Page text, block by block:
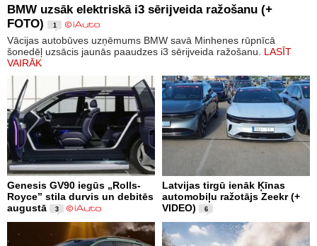
BMW uzsāk elektriskā i3 sērijveida ražošanu (+
FOTO)
1
Vācijas autobūves uzņēmums BMW savā Minhenes rūpnīcā
šonedēļ uzsācis jaunās paaudzes i3 sērijveida ražošanu. LASĪT
VAIRĀK
Genesis GV90 iegūs „Rolls-
Royce” stila durvis un debitēs
augustā
3
Latvijas tirgū ienāk Ķīnas
automobiļu ražotājs Zeekr (+
VIDEO)
6